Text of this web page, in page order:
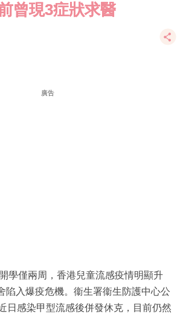
曾現3症狀求醫
廣告
學僅兩周，香港兒童流感疫情明顯升
陷入爆疫危機。衞生署衞生防護中心公
日感染甲型流感後併發休克，目前仍然